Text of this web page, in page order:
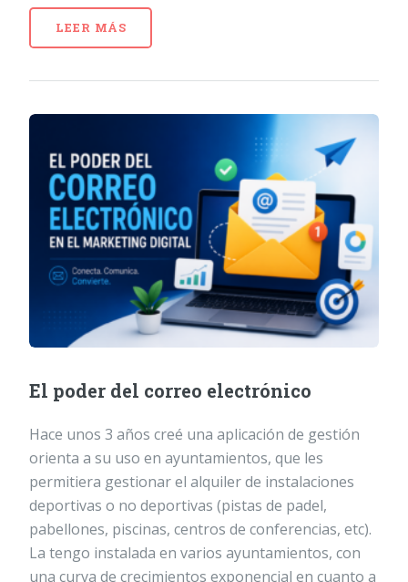
LEER MÁS
El poder del correo electrónico
Hace unos 3 años creé una aplicación de gestión
orienta a su uso en ayuntamientos, que les
permitiera gestionar el alquiler de instalaciones
deportivas o no deportivas (pistas de padel,
pabellones, piscinas, centros de conferencias, etc).
La tengo instalada en varios ayuntamientos, con
una curva de crecimientos exponencial en cuanto a